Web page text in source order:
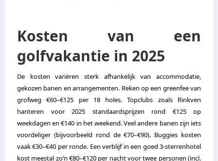
Kosten van een
golfvakantie in 2025
De kosten variëren sterk afhankelijk van accommodatie,
gekozen banen en arrangementen. Reken op een greenfee van
grofweg €60–€125 per 18 holes. Topclubs zoals Rinkven
hanteren voor 2025 standaardsprijzen rond €125 op
weekdagen en €140 in het weekend. Veel andere banen zijn iets
voordeliger (bijvoorbeeld rond de €70–€90). Buggies kosten
vaak €30–€40 per ronde. Een verblijf in een goed 3-sterrenhotel
kost meestal zo’n €80–€120 per nacht voor twee personen (incl.